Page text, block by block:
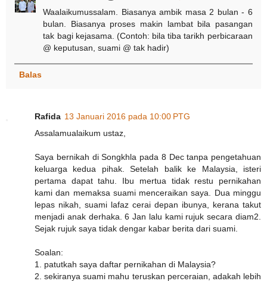
Waalaikumussalam. Biasanya ambik masa 2 bulan - 6
bulan. Biasanya proses makin lambat bila pasangan
tak bagi kejasama. (Contoh: bila tiba tarikh perbicaraan
@ keputusan, suami @ tak hadir)
Balas
Rafida 13 Januari 2016 pada 10:00 PTG
Assalamualaikum ustaz,
Saya bernikah di Songkhla pada 8 Dec tanpa pengetahuan
keluarga kedua pihak. Setelah balik ke Malaysia, isteri
pertama dapat tahu. Ibu mertua tidak restu pernikahan
kami dan memaksa suami menceraikan saya. Dua minggu
lepas nikah, suami lafaz cerai depan ibunya, kerana takut
menjadi anak derhaka. 6 Jan lalu kami rujuk secara diam2.
Sejak rujuk saya tidak dengar kabar berita dari suami.
Soalan:
1. patutkah saya daftar pernikahan di Malaysia?
2. sekiranya suami mahu teruskan perceraian, adakah lebih